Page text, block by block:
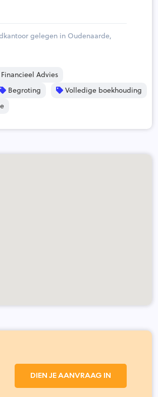
gelegen in Oudenaarde,
Financieel Advies
Begroting
Volledige boekhouding
DIEN JE AANVRAAG IN